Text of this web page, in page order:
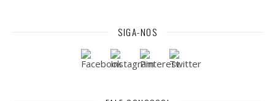
SIGA-NOS